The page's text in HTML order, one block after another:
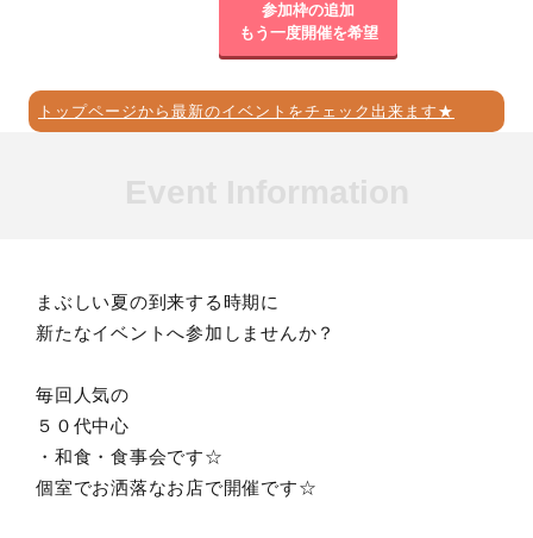
参加枠の追加
もう一度開催を希望
トップページから最新のイベントをチェック出来ます★
まぶしい夏の到来する時期に
新たなイベントへ参加しませんか？
毎回人気の
５０代中心
・和食・食事会です☆
個室でお洒落なお店で開催です☆